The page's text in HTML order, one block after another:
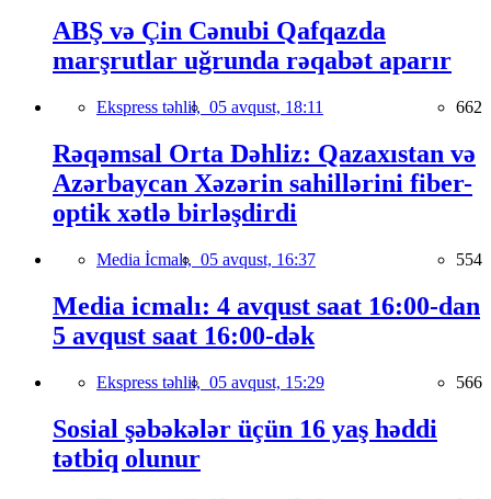
ABŞ və Çin Cənubi Qafqazda
marşrutlar uğrunda rəqabət aparır
Ekspress təhlil, 05 avqust, 18:11 662
Rəqəmsal Orta Dəhliz: Qazaxıstan və
Azərbaycan Xəzərin sahillərini fiber-
optik xətlə birləşdirdi
Media İcmalı, 05 avqust, 16:37 554
Media icmalı: 4 avqust saat 16:00-dan
5 avqust saat 16:00-dək
Ekspress təhlil, 05 avqust, 15:29 566
Sosial şəbəkələr üçün 16 yaş həddi
tətbiq olunur